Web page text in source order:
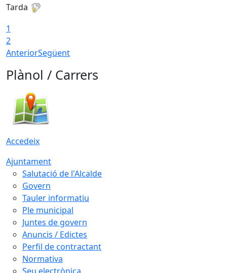
Tarda
1
2
AnteriorSegüent
Plànol / Carrers
Accedeix
Ajuntament
Salutació de l'Alcalde
Govern
Tauler informatiu
Ple municipal
Juntes de govern
Anuncis / Edictes
Perfil de contractant
Normativa